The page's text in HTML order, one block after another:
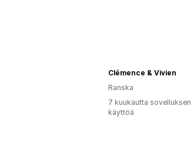
Clémence & Vivien
Ranska
7 kuukautta sovelluksen
käyttöä